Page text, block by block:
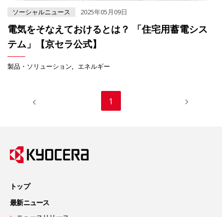
ソーシャルニュース 2025年05月09日
電気をそなえておけるとは？ 「住宅用蓄電シス
テム」【京セラ公式】
製品・ソリューション エネルギー
1
トップ
最新ニュース